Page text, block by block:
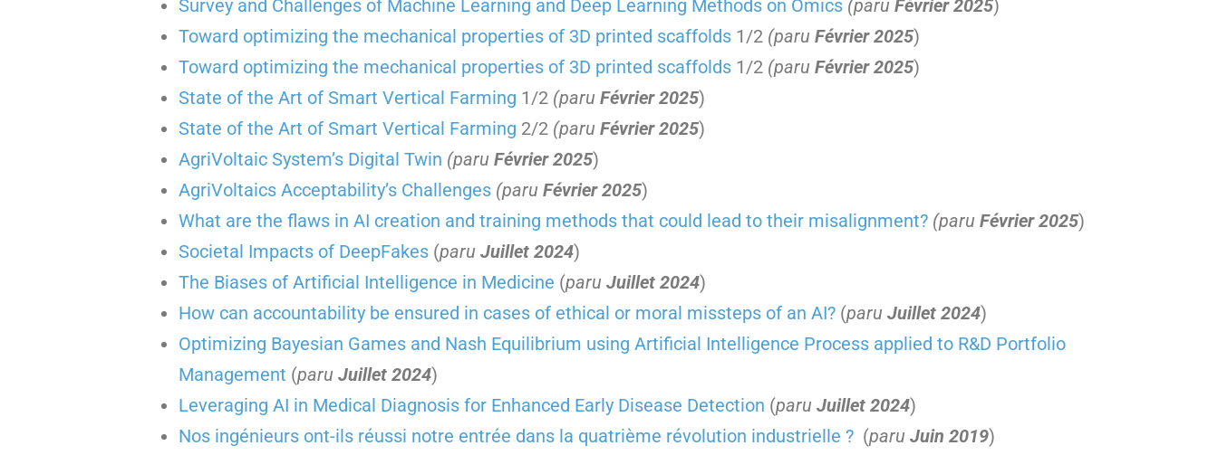
Survey and Challenges of Machine Learning and Deep Learning Methods on Omics (paru Février 2025)
Toward optimizing the mechanical properties of 3D printed scaffolds 1/2 (paru Février 2025)
Toward optimizing the mechanical properties of 3D printed scaffolds 1/2 (paru Février 2025)
State of the Art of Smart Vertical Farming 1/2 (paru Février 2025)
State of the Art of Smart Vertical Farming 2/2 (paru Février 2025)
AgriVoltaic System’s Digital Twin (paru Février 2025)
AgriVoltaics Acceptability’s Challenges (paru Février 2025)
What are the flaws in AI creation and training methods that could lead to their misalignment? (paru Février 2025)
Societal Impacts of DeepFakes (paru Juillet 2024)
The Biases of Artificial Intelligence in Medicine (paru Juillet 2024)
How can accountability be ensured in cases of ethical or moral missteps of an AI? (paru Juillet 2024)
Optimizing Bayesian Games and Nash Equilibrium using Artificial Intelligence Process applied to R&D Portfolio
Management (paru Juillet 2024)
Leveraging AI in Medical Diagnosis for Enhanced Early Disease Detection (paru Juillet 2024)
Nos ingénieurs ont-ils réussi notre entrée dans la quatrième révolution industrielle ? (paru Juin 2019)